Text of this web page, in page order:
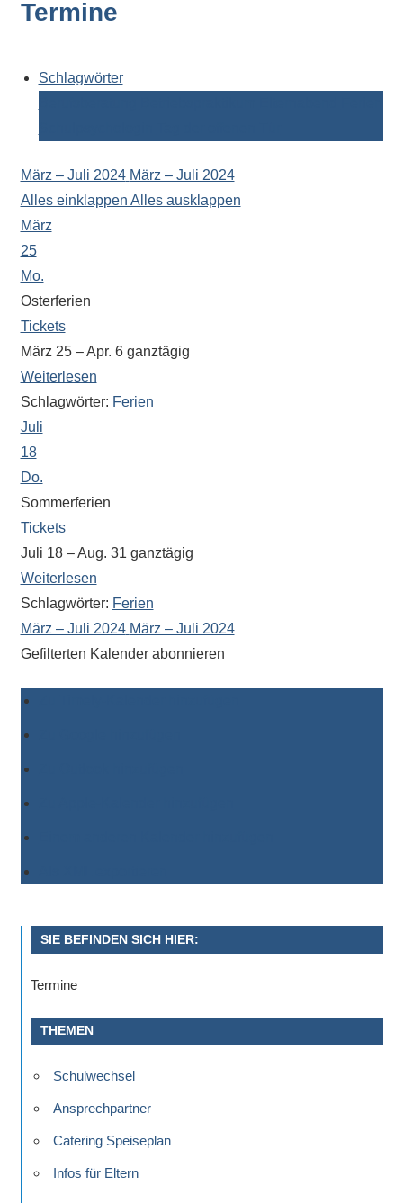
Kontaktdaten,
Zusammensetzung
oder
zur
Ausstattung
der
wir
versuchen
auf
alle
Fragen
Antworten
zu
bieten.
Daneben
gibt
es
viele
Aktivitäten
an
Schule.
Ob
oder
oder
oder
Schülerinnen
Schüler
sind
Sie
Termine
Schlagwörter
März – Juli 2024 März – Juli 2024
Alles einklappen Alles ausklappen
März
25
Mo.
Osterferien
Tickets
März 25 – Apr. 6 ganztägig
Weiterlesen
Schlagwörter: Ferien
Juli
18
Do.
Sommerferien
Tickets
Juli 18 – Aug. 31 ganztägig
Weiterlesen
Schlagwörter: Ferien
März – Juli 2024 März – Juli 2024
Gefilterten Kalender abonnieren
SIE BEFINDEN SICH HIER:
Termine
THEMEN
Schulwechsel
Ansprechpartner
Catering Speiseplan
Infos für Eltern